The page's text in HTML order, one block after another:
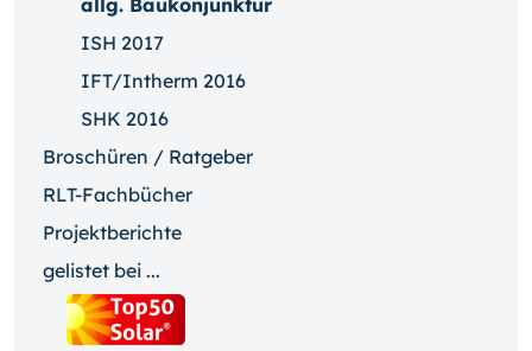
ISH 2017
IFT/Intherm 2016
SHK 2016
Broschüren / Ratgeber
RLT-Fachbücher
Projektberichte
gelistet bei ...